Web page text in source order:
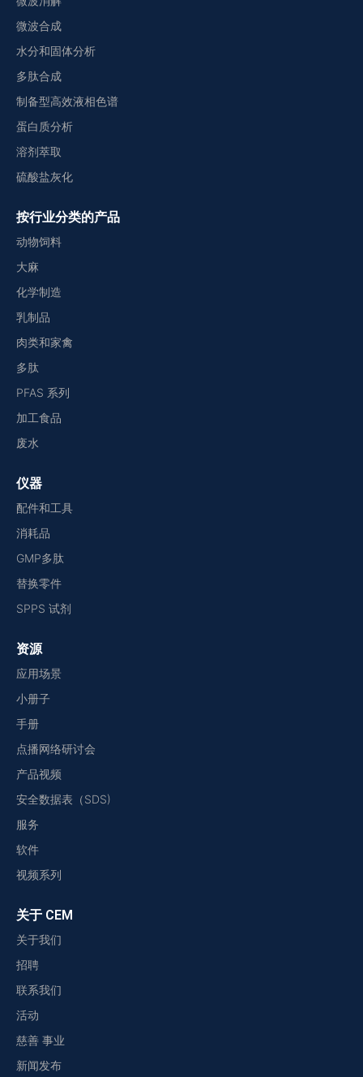
微波合成
水分和固体分析
多肽合成
制备型高效液相色谱
蛋白质分析
溶剂萃取
硫酸盐灰化
按行业分类的产品
动物饲料
大麻
化学制造
乳制品
肉类和家禽
多肽
PFAS 系列
加工食品
废水
仪器
配件和工具
消耗品
GMP多肽
替换零件
SPPS 试剂
资源
应用场景
小册子
手册
点播网络研讨会
产品视频
安全数据表（SDS)
服务
软件
视频系列
关于 CEM
关于我们
招聘
联系我们
活动
慈善 事业
新闻发布